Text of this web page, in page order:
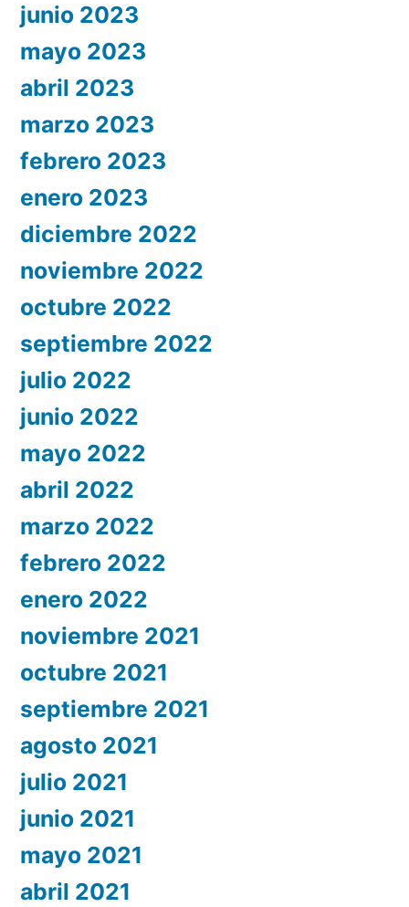
junio 2023
mayo 2023
abril 2023
marzo 2023
febrero 2023
enero 2023
diciembre 2022
noviembre 2022
octubre 2022
septiembre 2022
julio 2022
junio 2022
mayo 2022
abril 2022
marzo 2022
febrero 2022
enero 2022
noviembre 2021
octubre 2021
septiembre 2021
agosto 2021
julio 2021
junio 2021
mayo 2021
abril 2021